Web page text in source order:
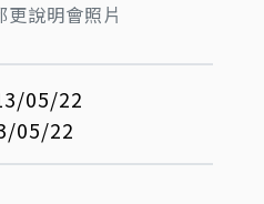
說明會照片
05/22
05/22